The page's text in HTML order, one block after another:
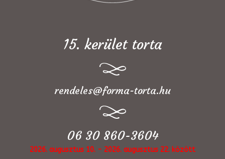
15. kerület torta
rendeles@forma-torta.hu
06 30 860-3604
2026. augusztus 10. - 2026. augusztus 22. között